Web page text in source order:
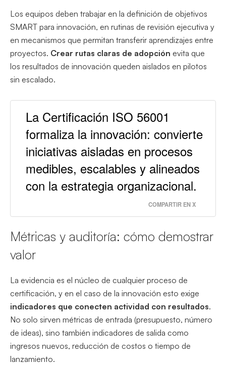
Los equipos deben trabajar en la definición de objetivos
SMART para innovación, en rutinas de revisión ejecutiva y
en mecanismos que permitan transferir aprendizajes entre
proyectos. Crear rutas claras de adopción evita que
los resultados de innovación queden aislados en pilotos
sin escalado.
La Certificación ISO 56001
formaliza la innovación: convierte
iniciativas aisladas en procesos
medibles, escalables y alineados
con la estrategia organizacional.
COMPARTIR EN X
Métricas y auditoría: cómo demostrar
valor
La evidencia es el núcleo de cualquier proceso de
certificación, y en el caso de la innovación esto exige
indicadores que conecten actividad con resultados.
No solo sirven métricas de entrada (presupuesto, número
de ideas), sino también indicadores de salida como
ingresos nuevos, reducción de costos o tiempo de
lanzamiento.